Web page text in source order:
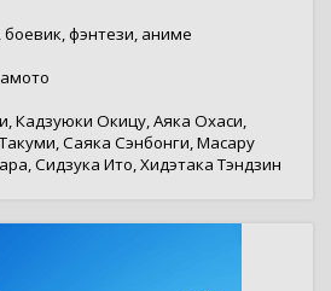
,боевик,фэнтези, аниме
,Кадзуюки Окицу,Аяка Охаси,
,Саяка Сэнбонги,Масару
,Сидзука Ито,Хидэтака Тэндзин